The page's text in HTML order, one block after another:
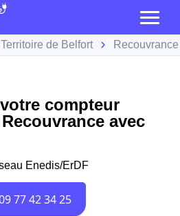
Territoire de Belfort Recouvrance